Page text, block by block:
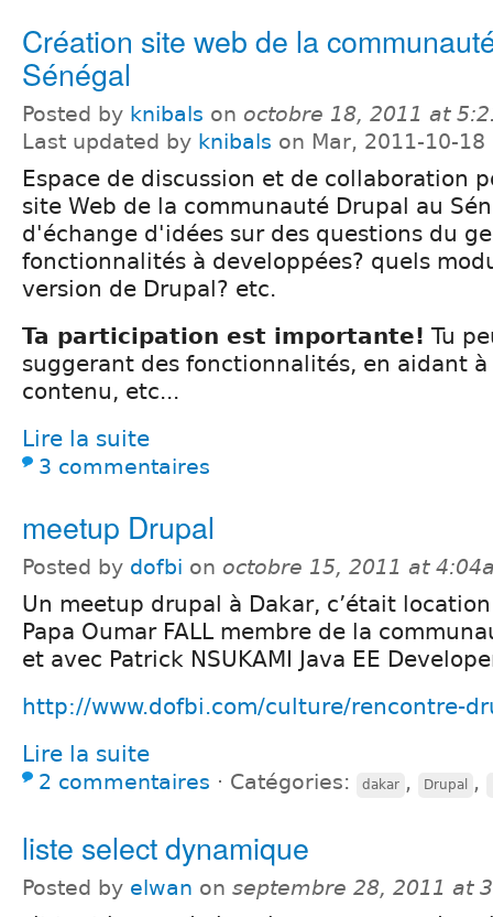
Création site web de la
Sénégal
Posted by knibals on octobre 18, 2011 at
Last updated by knibals on Mar, 2011-10-18
Espace de discussion et de collaboration
site Web de la communauté Drupal au
d'échange d'idées sur des questions du
fonctionnalités à developpées? quels
version de Drupal? etc.
Ta participation est importante! Tu
suggerant des fonctionnalités, en aidant
contenu, etc...
Lire la suite
3 commentaires
meetup Drupal
Posted by dofbi on octobre 15, 2011 at
Un meetup drupal à Dakar, c’était
Papa Oumar FALL membre de la
et avec Patrick NSUKAMI Java EE
http://www.dofbi.com/culture/rencontre-
Lire la suite
2 commentaires ⋅ Catégories: dakar , Drupal ,
liste select dynamique
Posted by elwan on septembre 28, 2011 at